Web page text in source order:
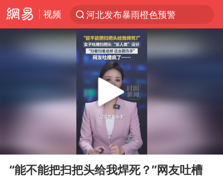
视频
河北发布暴雨橙色预警
人形机器人第一股
多地银行上调存款利率
上海地铁4条线路全线停运
白海豚路径图
宇树申购 中一签有望赚20万元
4.2平卫生间补漏注胶花1.55万
武汉3名城管协管员殴打摊主被刑拘
Play
“能不能把扫把头给我焊死？”网友吐槽